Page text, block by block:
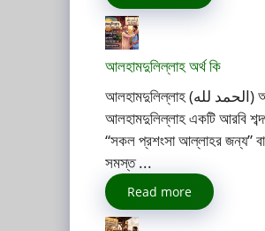
আলহামদুলিল্লাহ অর্থ কি
আলহামদুলিল্লাহ (الحمد لله) অর্থ কি?
আলহামদুলিল্লাহ একটি আরবি
“সকল প্রশংসা আল্লাহর জন্য”
সমস্ত ...
Read more